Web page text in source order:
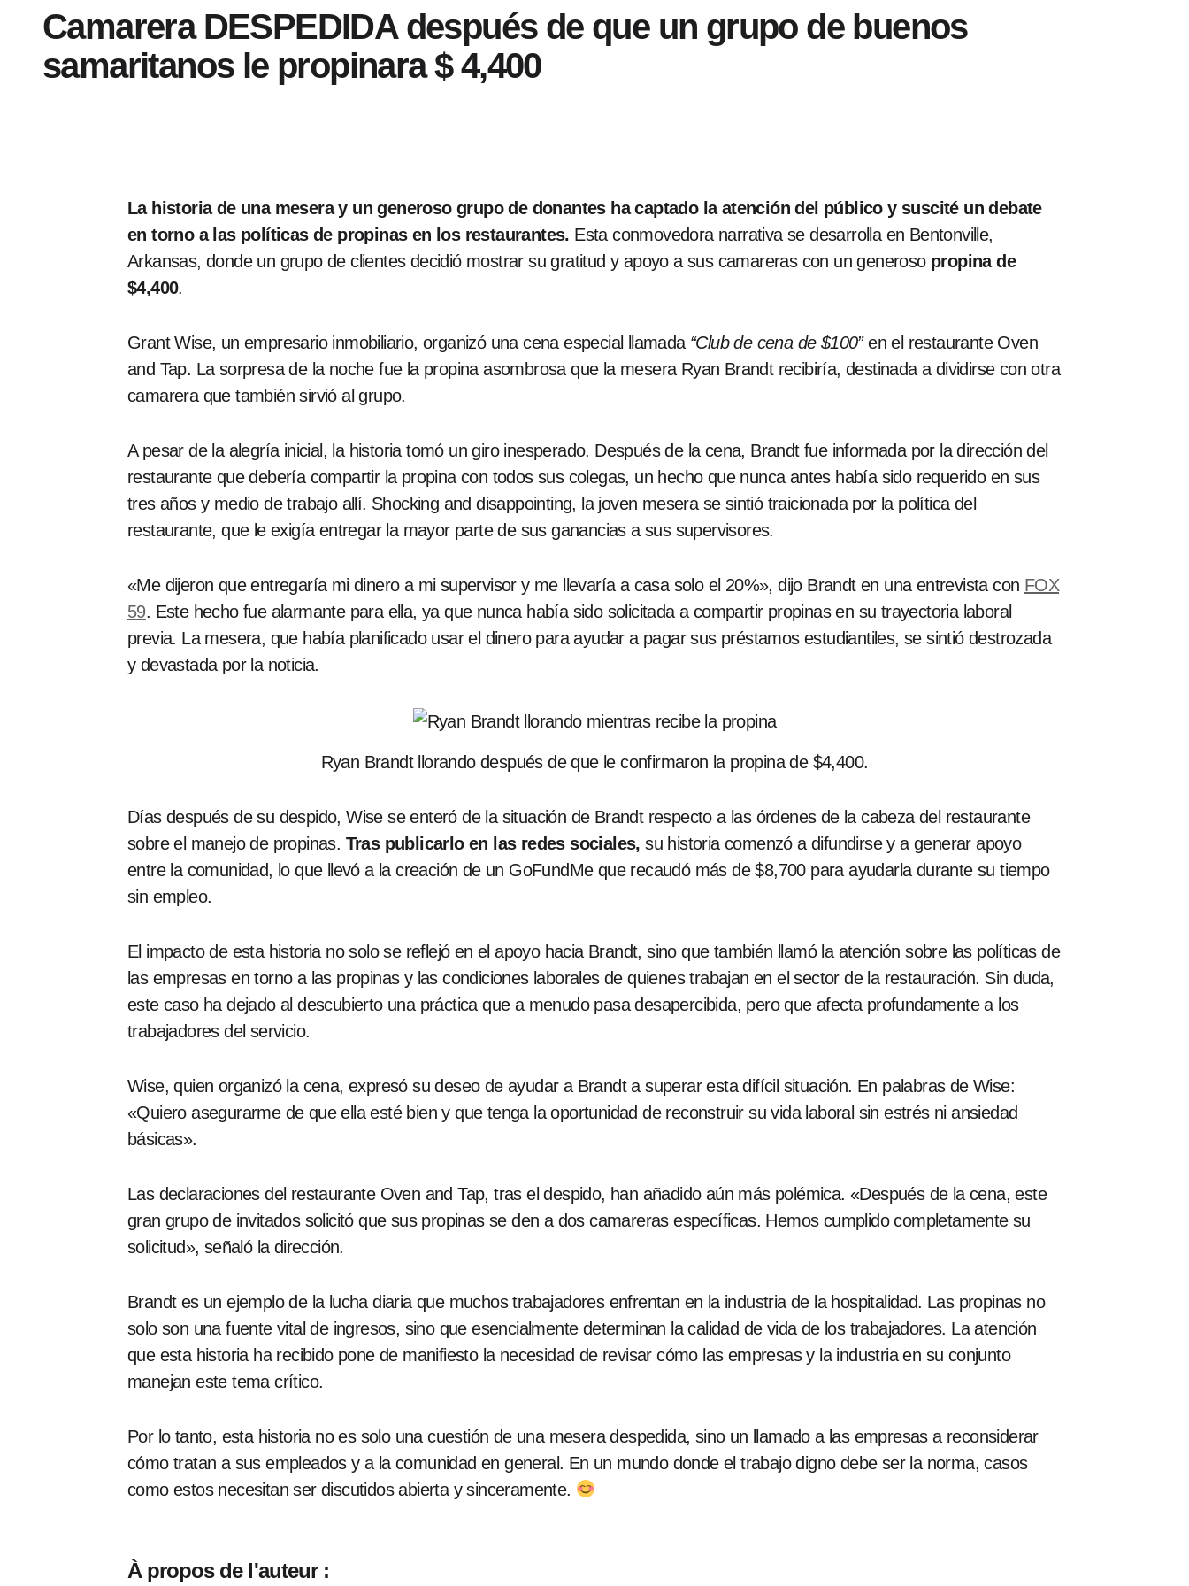
Camarera DESPEDIDA después de que un grupo de buenos
samaritanos le propinara $ 4,400
La historia de una mesera y un generoso grupo de donantes ha captado la atención del público y suscité un debate
en torno a las políticas de propinas en los restaurantes. Esta conmovedora narrativa se desarrolla en Bentonville,
Arkansas, donde un grupo de clientes decidió mostrar su gratitud y apoyo a sus camareras con un generoso propina de
$4,400.
Grant Wise, un empresario inmobiliario, organizó una cena especial llamada “Club de cena de $100”en el restaurante Oven
and Tap. La sorpresa de la noche fue la propina asombrosa que la mesera Ryan Brandt recibiría, destinada a dividirse con otra
camarera que también sirvió al grupo.
A pesar de la alegría inicial, la historia tomó un giro inesperado. Después de la cena, Brandt fue informada por la dirección del
restaurante que debería compartir la propina con todos sus colegas, un hecho que nunca antes había sido requerido en sus
tres años y medio de trabajo allí. Shocking and disappointing, la joven mesera se sintió traicionada por la política del
restaurante, que le exigía entregar la mayor parte de sus ganancias a sus supervisores.
«Me dijeron que entregaría mi dinero a mi supervisor y me llevaría a casa solo el 20%», dijo Brandt en una entrevista con FOX
59. Este hecho fue alarmante para ella, ya que nunca había sido solicitada a compartir propinas en su trayectoria laboral
previa. La mesera, que había planificado usar el dinero para ayudar a pagar sus préstamos estudiantiles, se sintió destrozada
y devastada por la noticia.
Ryan Brandt llorando después de que le confirmaron la propina de $4,400.
Días después de su despido, Wise se enteró de la situación de Brandt respecto a las órdenes de la cabeza del restaurante
sobre el manejo de propinas. Tras publicarlo en las redes sociales, su historia comenzó a difundirse y a generar apoyo
entre la comunidad, lo que llevó a la creación de un GoFundMe que recaudó más de $8,700 para ayudarla durante su tiempo
sin empleo.
El impacto de esta historia no solo se reflejó en el apoyo hacia Brandt, sino que también llamó la atención sobre las políticas de
las empresas en torno a las propinas y las condiciones laborales de quienes trabajan en el sector de la restauración. Sin duda,
este caso ha dejado al descubierto una práctica que a menudo pasa desapercibida, pero que afecta profundamente a los
trabajadores del servicio.
Wise, quien organizó la cena, expresó su deseo de ayudar a Brandt a superar esta difícil situación. En palabras de Wise:
«Quiero asegurarme de que ella esté bien y que tenga la oportunidad de reconstruir su vida laboral sin estrés ni ansiedad
básicas».
Las declaraciones del restaurante Oven and Tap, tras el despido, han añadido aún más polémica. «Después de la cena, este
gran grupo de invitados solicitó que sus propinas se den a dos camareras específicas. Hemos cumplido completamente su
solicitud», señaló la dirección.
Brandt es un ejemplo de la lucha diaria que muchos trabajadores enfrentan en la industria de la hospitalidad. Las propinas no
solo son una fuente vital de ingresos, sino que esencialmente determinan la calidad de vida de los trabajadores. La atención
que esta historia ha recibido pone de manifiesto la necesidad de revisar cómo las empresas y la industria en su conjunto
manejan este tema crítico.
Por lo tanto, esta historia no es solo una cuestión de una mesera despedida, sino un llamado a las empresas a reconsiderar
cómo tratan a sus empleados y a la comunidad en general. En un mundo donde el trabajo digno debe ser la norma, casos
como estos necesitan ser discutidos abierta y sinceramente.
À propos de l'auteur :